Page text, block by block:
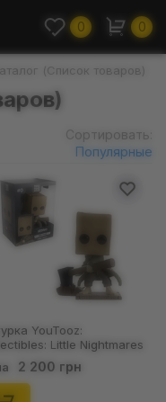
0 0
(Список товаров)
Сортировать:
Популярные
YouTooz:
Little Nightmares
(65462)
2 200 грн